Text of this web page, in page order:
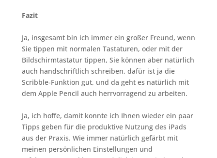
Fazit
Ja, insgesamt bin ich immer ein großer Freund, wenn
Sie tippen mit normalen Tastaturen, oder mit der
Bildschirmtastatur tippen, Sie können aber natürlich
auch handschriftlich schreiben, dafür ist ja die
Scribble-Funktion gut, und da geht es natürlich mit
dem Apple Pencil auch herrvorragend zu arbeiten.
Ja, ich hoffe, damit konnte ich Ihnen wieder ein paar
Tipps geben für die produktive Nutzung des iPads
aus der Praxis. Wie immer natürlich gefärbt mit
meinen persönlichen Einstellungen und